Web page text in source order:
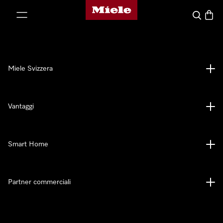
Homepage di Miele
Cerca
Miele Svizzera
Vantaggi
Smart Home
Partner commerciali